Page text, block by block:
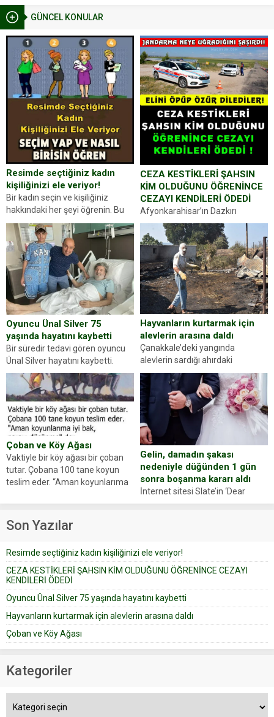
GÜNCEL KONULAR
Resimde seçtiğiniz kadın
kişiliğinizi ele veriyor!
Bir kadın seçin ve kişiliğiniz
hakkındaki her şeyi öğrenin. Bu
kez karşınıza oldukça farklı bir
kişilik testiyle çıkıyoruz. Resimde
gördüğünüz kadın figürlerinden
dikkatinizi en...
CEZA KESTİKLERİ ŞAHSIN
KİM OLDUĞUNU ÖĞRENİNCE
CEZAYI KENDİLERİ ÖDEDİ
Afyonkarahisar’ın Dazkırı
ilçesinde trafik uygulaması
yapan jandarma ekipleri
durdurdukları bir otomobilin
sürücüsünden ehliyet ve ruhsat
sorup belgelerini istedi. Sürücü
Abdurrahman Ö.nün verdiği
evraklarda eksik olduğunu...
Oyuncu Ünal Silver 75
yaşında hayatını kaybetti
Bir süredir tedavi gören oyuncu
Ünal Silver hayatını kaybetti.
Haberi, oyuncunun menajerlik
ajansı duyurdu. Renda Güner,
sosyal medya hesabında “Usta
Oyuncumuz ve çok değerli
dostumuz...
Hayvanların kurtarmak için
alevlerin arasına daldı
Çanakkale’deki yangında
alevlerin sardığı ahırdaki
hayvanlarını kurtarmak isteyen
Zeki Demir (66) ölümden döndü.
Yüzünde ve ellerinde yanıklar
oluşan Demir, kâbus dolu anları
anlattı… Merkeze bağlı...
Çoban ve Köy Ağası
Vaktiyle bir köy ağası bir çoban
tutar. Çobana 100 tane koyun
teslim eder. “Aman koyunlarıma
Çoban koyunları alır gider. Aylar...
Gelin, damadın şakası
nedeniyle düğünden 1 gün
sonra boşanma kararı aldı
İnternet sitesi Slate’in ‘Dear
Prudence’ isimli tavsiye köşesine
yapıştırdığı için düğünden...
Son Yazılar
Resimde seçtiğiniz kadın kişiliğinizi ele veriyor!
CEZA KESTİKLERİ ŞAHSIN KİM OLDUĞUNU ÖĞRENİNCE CEZAYI
KENDİLERİ ÖDEDİ
Oyuncu Ünal Silver 75 yaşında hayatını kaybetti
Hayvanların kurtarmak için alevlerin arasına daldı
Çoban ve Köy Ağası
Kategoriler